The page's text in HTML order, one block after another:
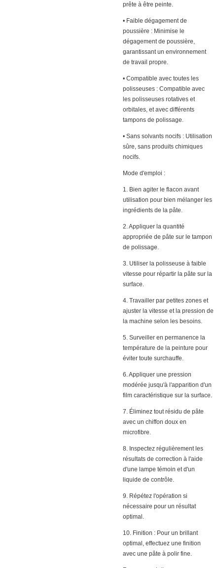
prête à être peinte.
• Faible dégagement de
poussière : Minimise le
dégagement de poussière,
garantissant un environnement
de travail propre.
• Compatible avec toutes les
polisseuses : Compatible avec
les polisseuses rotatives et
orbitales, et avec différents
tampons de polissage.
• Sans solvants nocifs : Utilisation
sûre, sans produits chimiques
nocifs.
Mode d'emploi :
1. Bien agiter le flacon avant
utilisation pour bien mélanger les
ingrédients de la pâte.
2. Appliquer la quantité
appropriée de pâte sur le tampon
de polissage.
3. Utiliser la polisseuse à faible
vitesse pour répartir la pâte sur la
surface.
4. Travailler par petites zones et
ajuster la vitesse et la pression de
la machine selon les besoins.
5. Surveiller en permanence la
température de la peinture pour
éviter toute surchauffe.
6. Appliquer une pression
modérée jusqu'à l'apparition d'un
film caractéristique sur la surface.
7. Éliminez tout résidu de pâte
avec un chiffon doux en
microfibre.
8. Inspectez régulièrement les
résultats de correction à l'aide
d'une lampe témoin et d'un
liquide de contrôle.
9. Répétez l'opération si
nécessaire pour un résultat
optimal.
10. Finition : Pour un brillant
optimal, effectuez une finition
avec une pâte à polir fine.